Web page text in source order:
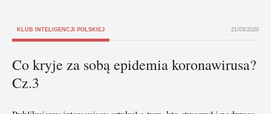
KLUB INTELIGENCJI POLSKIEJ 21/03/2020
Co kryje za sobą epidemia koronawirusa?
Cz.3